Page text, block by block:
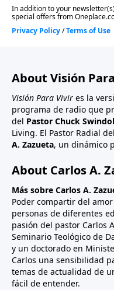
About Visión
Visión Para Vivir es la
programa de radio que
del Pastor Chuck
Living. El Pastor Radial
A. Zazueta, un dinámico
About Carlos A.
Más sobre Carlos A.
Poder compartir del
personas de diferentes
pasión del pastor Carlos
Seminario Teológico de
y un doctorado en
Carlos una sensibilidad
temas de actualidad de
fácil de entender.